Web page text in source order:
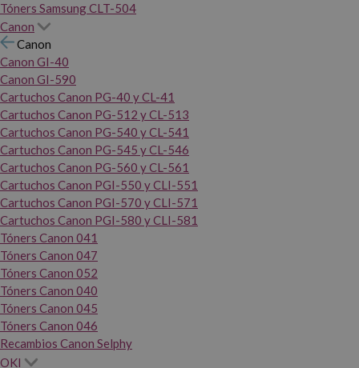
Tóners Samsung CLT-504
Canon
Canon
Canon GI-40
Canon GI-590
Cartuchos Canon PG-40 y CL-41
Cartuchos Canon PG-512 y CL-513
Cartuchos Canon PG-540 y CL-541
Cartuchos Canon PG-545 y CL-546
Cartuchos Canon PG-560 y CL-561
Cartuchos Canon PGI-550 y CLI-551
Cartuchos Canon PGI-570 y CLI-571
Cartuchos Canon PGI-580 y CLI-581
Tóners Canon 041
Tóners Canon 047
Tóners Canon 052
Tóners Canon 040
Tóners Canon 045
Tóners Canon 046
Recambios Canon Selphy
OKI